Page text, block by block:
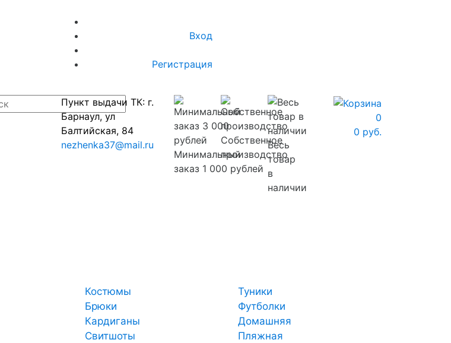
Вход
Регистрация
Пункт выдачи ТК: г.
Барнаул, ул
Балтийская, 84
nezhenka37@mail.ru
Минимальный
заказ 1 000 рублей
Собственное
производство
Весь
товар
в
наличии
0
0 руб.
Костюмы
Туники
Брюки
Футболки
Кардиганы
Домашняя
Свитшоты
Пляжная